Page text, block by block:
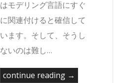
はモデリング言語にすぐ
に関連付けると確信して
います。そして、そうし
ないのは難し…
continue reading →